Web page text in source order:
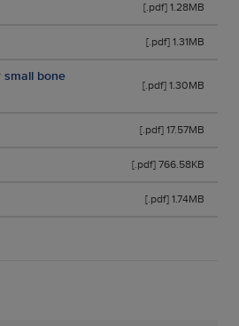
[.pdf] 1.28MB
[.pdf] 1.31MB
small bone
[.pdf] 1.30MB
[.pdf] 17.57MB
[.pdf] 766.58KB
[.pdf] 1.74MB